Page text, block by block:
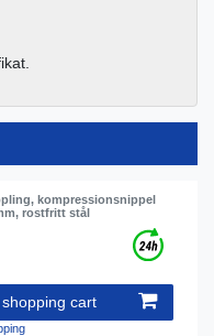
kompressionsnippel
rostfritt stål
cart